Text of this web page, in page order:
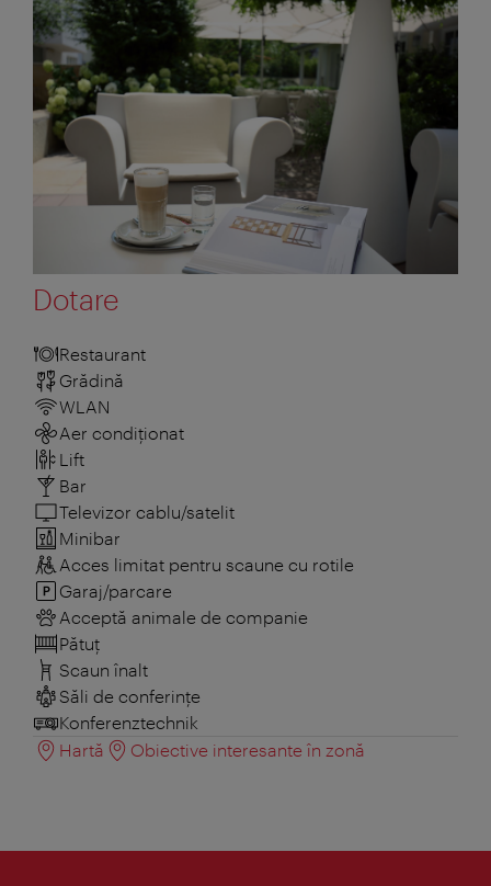
Dotare
Restaurant
Grădină
WLAN
Aer condiționat
Lift
Bar
Televizor cablu/satelit
Minibar
Acces limitat pentru scaune cu rotile
Garaj/parcare
Acceptă animale de companie
Pătuţ
Scaun înalt
Săli de conferințe
Konferenztechnik
Hartă
Obiective interesante în zonă